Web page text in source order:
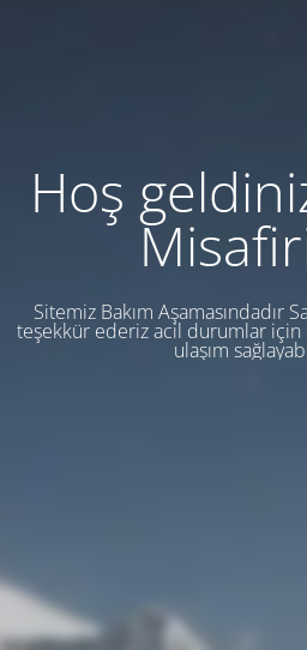
Hoş
Sitemiz Bakım Aşamasındadır
teşekkür ederiz acil durumlar için
ulaşım